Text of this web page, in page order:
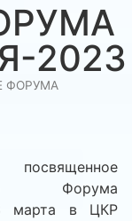
2023
ФОРУМА
посвященное
Форума
3 марта в ЦКР